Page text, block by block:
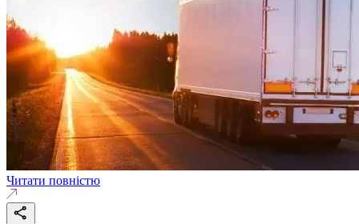
Читати повністю